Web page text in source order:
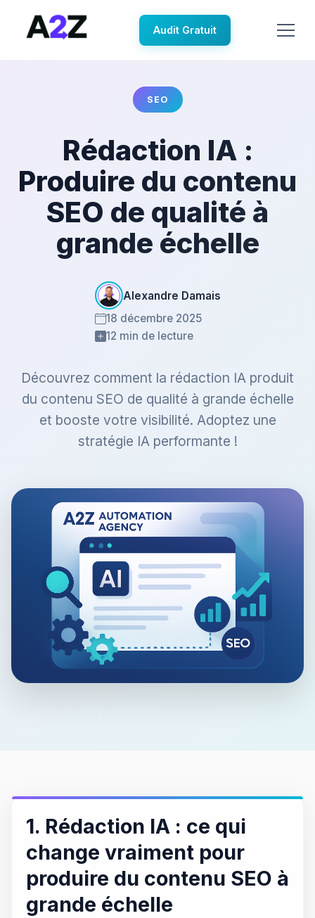
Audit Gratuit
SEO
Rédaction IA :
Produire du contenu
SEO de qualité à
grande échelle
Alexandre Damais
18 décembre 2025
12 min de lecture
Découvrez comment la rédaction IA produit
du contenu SEO de qualité à grande échelle
et booste votre visibilité. Adoptez une
stratégie IA performante !
1. Rédaction IA : ce qui
change vraiment pour
produire du contenu SEO à
grande échelle